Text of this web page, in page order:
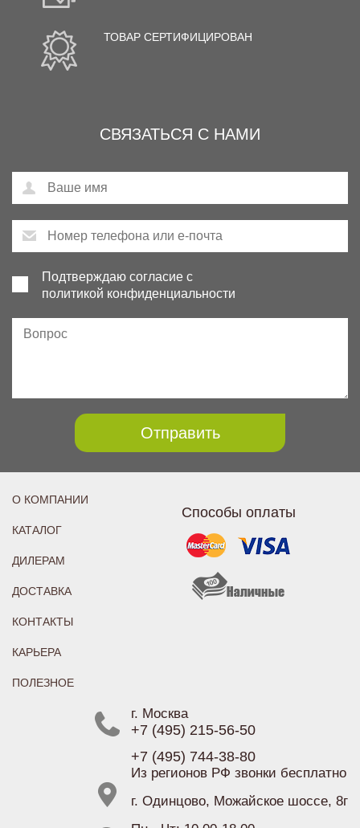
ТОВАР СЕРТИФИЦИРОВАН
СВЯЗАТЬСЯ С НАМИ
Подтверждаю согласие с
политикой конфиденциальности
Отправить
О КОМПАНИИ
КАТАЛОГ
ДИЛЕРАМ
ДОСТАВКА
КОНТАКТЫ
КАРЬЕРА
ПОЛЕЗНОЕ
Способы оплаты
г. Москва
+7 (495) 215-56-50
+7 (495) 744-38-80
Из регионов РФ звонки бесплатно
г. Одинцово, Можайское шоссе, 8г